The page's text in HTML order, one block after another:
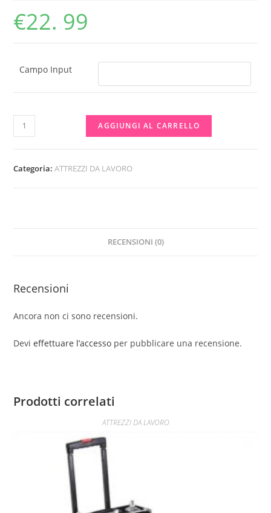
€22. 99
Campo Input
Attrezzi
lavoro
AGGIUNGI AL CARRELLO
Categoria:ATTREZZI DA LAVORO
RECENSIONI (0)
Recensioni
Ancora non ci sono recensioni.
Devieffettuare l’accesso per pubblicare una recensione.
Prodotti correlati
ATTREZZI DA LAVORO